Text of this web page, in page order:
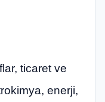
ticaret ve
enerji,